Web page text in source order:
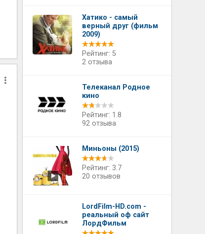
Хатико - самый
верный друг (фильм
2009)
Рейтинг: 5
2 отзыва
Телеканал Родное
кино
Рейтинг: 1.8
92 отзыва
Миньоны (2015)
Рейтинг: 3.7
20 отзывов
LordFilm-HD.com -
реальный оф сайт
ЛордФильм